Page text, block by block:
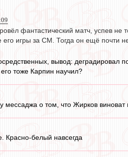
фантастический матч, успев не
игры за СМ. Тогда он ещё почти
вывод: деградировал
тоже Карпин научил?
мессаджа о том, что Жирков
Красно-белый навсегда